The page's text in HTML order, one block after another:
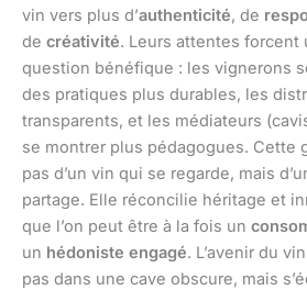
vin vers plus d’authenticité, de
de créativité. Leurs attentes forcent
question bénéfique : les vignerons
des pratiques plus durables, les
transparents, et les médiateurs
se montrer plus pédagogues. Cette
pas d’un vin qui se regarde, mais
partage. Elle réconcilie héritage et
que l’on peut être à la fois un
un hédoniste engagé. L’avenir du
pas dans une cave obscure, mais